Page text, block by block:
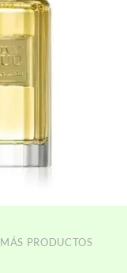
MÁS PRODUCTOS